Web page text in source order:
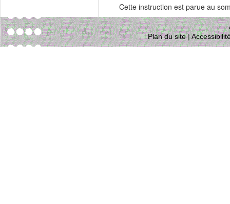
Cette instruction est parue au
Plan du site|